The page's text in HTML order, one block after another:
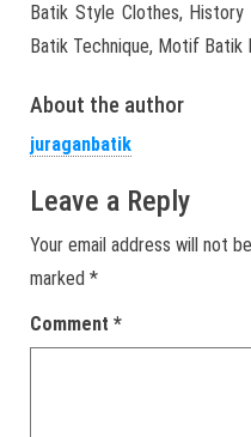
Batik Style Clothes,
Batik Technique, Motif Batik
About the author
juraganbatik
Leave a Reply
Your email address will not
marked *
Comment *